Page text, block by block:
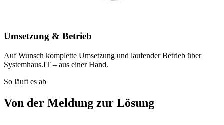
Umsetzung & Betrieb
Auf Wunsch komplette Umsetzung und laufender Betrieb über
Systemhaus.IT – aus einer Hand.
So läuft es ab
Von der Meldung zur Lösung